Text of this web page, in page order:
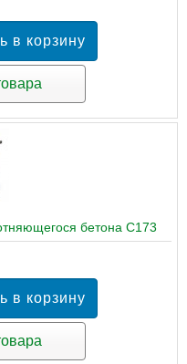
бетона C173